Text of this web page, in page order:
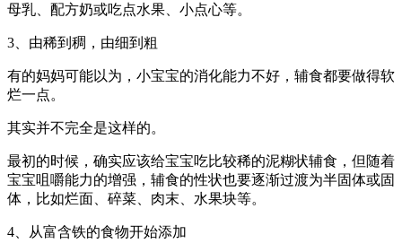
母乳、配方奶或吃点水果、小点心等。
3、由稀到稠，由细到粗
有的妈妈可能以为，小宝宝的消化能力不好，辅食都要做得软
烂一点。
其实并不完全是这样的。
最初的时候，确实应该给宝宝吃比较稀的泥糊状辅食，但随着
宝宝咀嚼能力的增强，辅食的性状也要逐渐过渡为半固体或固
体，比如烂面、碎菜、肉末、水果块等。
4、从富含铁的食物开始添加